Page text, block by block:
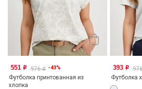
551 o 976o -43%
Футболка принтованная из
хлопка
393 o
Футболка